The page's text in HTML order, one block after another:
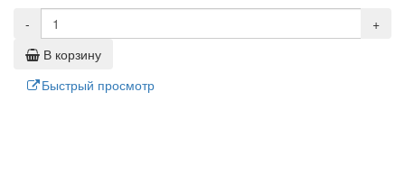
-
+
В корзину
Быстрый просмотр